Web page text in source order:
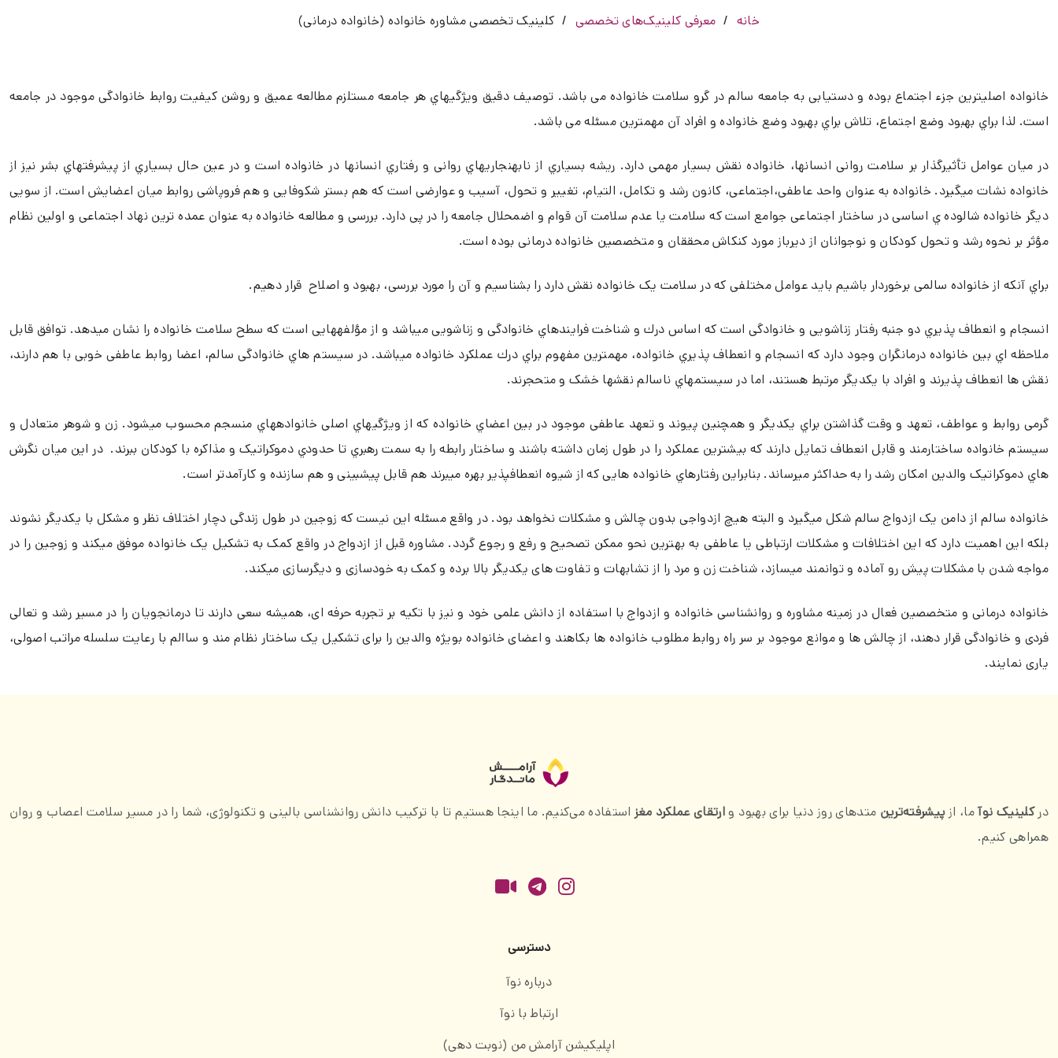
خانه معرفی کلینیک‌های تخصصی کلینیک تخصصی مشاوره خانواده (خانواده درمانی)
خانواده اصلیترین جزء اجتماع بوده و دستیابی به جامعه سالم در گرو سلامت خانواده می باشد. توصیف دقیق ویژگیهاي هر جامعه مستلزم مطالعه عمیق و روشن کیفیت روابط خانوادگی موجود در جامعه
است. لذا براي بهبود وضع اجتماع، تلاش براي بهبود وضع خانواده و افراد آن مهمترین مسئله می باشد.
در میان عوامل تأثیرگذار بر سلامت روانی انسانها، خانواده نقش بسیار مهمی دارد. ریشه بسیاري از نابهنجاريهاي روانی و رفتاري انسانها در خانواده است و در عین حال بسیاري از پیشرفتهاي بشر نیز از
خانواده نشات میگیرد. خانواده به عنوان واحد عاطفی،اجتماعی، کانون رشد و تکامل، التیام، تغییر و تحول، آسیب و عوارضی است که هم بستر شکوفایی و هم فروپاشی روابط میان اعضایش است. از سویی
دیگر خانواده شالوده ي اساسی در ساختار اجتماعی جوامع است که سلامت یا عدم سلامت آن قوام و اضمحلال جامعه را در پی دارد. بررسی و مطالعه خانواده به عنوان عمده ترین نهاد اجتماعی و اولین نظام
مؤثر بر نحوه رشد و تحول کودکان و نوجوانان از دیرباز مورد کنکاش محققان و متخصصین خانواده درمانی بوده است.
براي آنکه از خانواده سالمی برخوردار باشیم باید عوامل مختلفی که در سلامت یک خانواده نقش دارد را بشناسیم و آن را مورد بررسی، بهبود و اصلاح قرار دهیم.
انسجام و انعطاف پذیري دو جنبه رفتار زناشویی و خانوادگی است که اساس درك و شناخت فرایندهاي خانوادگی و زناشویی میباشد و از مؤلفههایی است که سطح سلامت خانواده را نشان میدهد. توافق قابل
ملاحظه اي بین خانواده درمانگران وجود دارد که انسجام و انعطاف پذیري خانواده، مهمترین مفهوم براي درك عملکرد خانواده میباشد. در سیستم هاي خانوادگی سالم، اعضا روابط عاطفی خوبی با هم دارند،
نقش ها انعطاف پذیرند و افراد با یکدیگر مرتبط هستند، اما در سیستمهاي ناسالم نقشها خشک و متحجرند.
گرمی روابط و عواطف، تعهد و وقت گذاشتن براي یکدیگر و همچنین پیوند و تعهد عاطفی موجود در بین اعضاي خانواده که از ویژگیهاي اصلی خانوادههاي منسجم محسوب میشود. زن و شوهر متعادل و
سیستم خانواده ساختارمند و قابل انعطاف تمایل دارند که بیشترین عملکرد را در طول زمان داشته باشند و ساختار رابطه را به سمت رهبري تا حدودي دموکراتیک و مذاکره با کودکان ببرند. در این میان نگرش
هاي دموکراتیک والدین امکان رشد را به حداکثر میرساند. بنابراین رفتارهاي خانواده هایی که از شیوه انعطافپذیر بهره میبرند هم قابل پیشبینی و هم سازنده و کارآمدتر است.
خانواده سالم از دامن یک ازدواج سالم شکل میگیرد و البته هیچ ازدواجی بدون چالش و مشکلات نخواهد بود. در واقع مسئله این نیست که زوجین در طول زندگی دچار اختلاف نظر و مشکل با یکدیگر نشوند
بلکه این اهمیت دارد که این اختلافات و مشکلات ارتباطی یا عاطفی به بهترین نحو ممکن تصحیح و رفع و رجوع گردد. مشاوره قبل از ازدواج در واقع کمک به تشکیل یک خانواده موفق میکند و زوجین را در
مواجه شدن با مشکلات پیش رو آماده و توانمند میسازد، شناخت زن و مرد را از تشابهات و تفاوت های یکدیگر بالا برده و کمک به خودسازی و دیگرسازی میکند.
خانواده درمانی و متخصصین فعال در زمینه مشاوره و روانشناسی خانواده و ازدواج با استفاده از دانش علمی خود و نیز با تکیه بر تجربه حرفه ای، همیشه سعی دارند تا درمانجویان را در مسیر رشد و تعالی
فردی و خانوادگی قرار دهند، از چالش ها و موانع موجود بر سر راه روابط مطلوب خانواده ها بکاهند و اعضای خانواده بویژه والدین را برای تشکیل یک ساختار نظام مند و ساالم با رعایت سلسله مراتب اصولی،
یاری نمایند.
درکلینیک نوآما، ازپیشرفته‌ترین متدهای روز دنیا برای بهبود وارتقای عملکرد مغز استفاده می‌کنیم. ما اینجا هستیم تا با ترکیب دانش روانشناسی بالینی و تکنولوژی، شما را در مسیر سلامت اعصاب و روان
همراهی کنیم.
دسترسی
درباره نوآ
ارتباط با نوآ
اپلیکیشن آرامش من (نوبت دهی)